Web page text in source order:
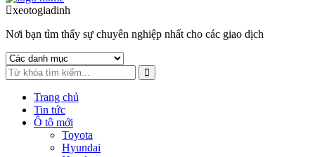
to
toxeotogiadinh
Nơi bạn tìm thấy sự chuyên nghiệp nhất cho các giao dịch
Trang chủ
Tin tức
Ô tô mới
Toyota
Hyundai